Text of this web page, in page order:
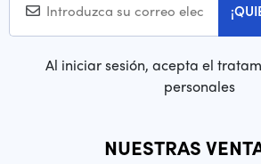
Al iniciar sesión, acepta el
personales
NUESTRAS